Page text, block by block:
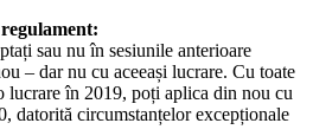
sau nu în sesiunile anterioare
– dar nu cu aceeași lucrare. Cu toate
lucrare în 2019, poți aplica din nou cu
datorită circumstanțelor excepționale